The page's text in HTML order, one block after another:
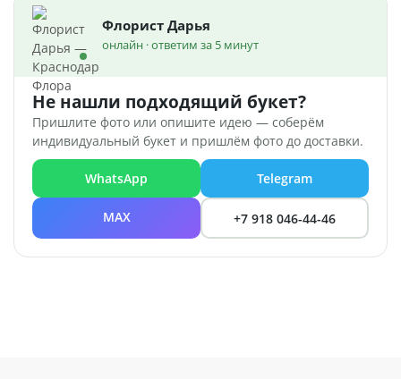
Флорист Дарья
онлайн · ответим за 5 минут
Не нашли подходящий букет?
Пришлите фото или опишите идею — соберём
индивидуальный букет и пришлём фото до доставки.
WhatsApp Telegram
MAX +7 918 046-44-46